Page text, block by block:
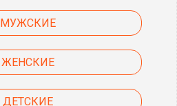
МУЖСКИЕ
ЖЕНСКИЕ
ДЕТСКИЕ